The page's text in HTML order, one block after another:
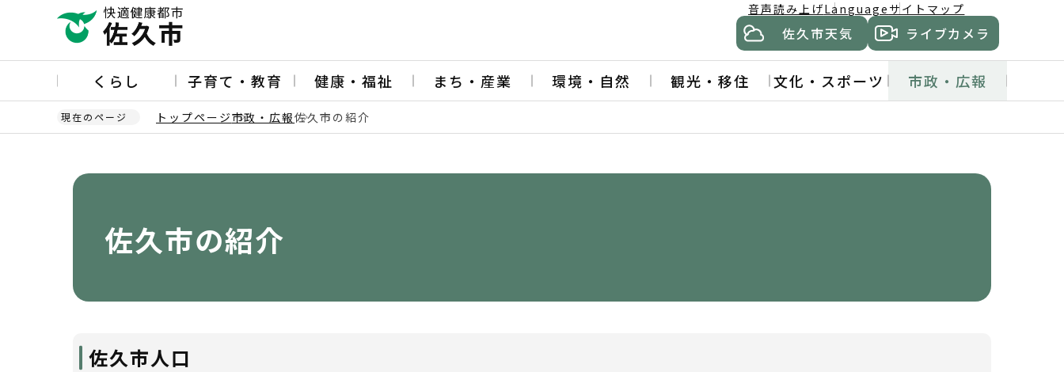
ー
の
音声読み上げLanguage サイトマップ
佐久市天気 ライブカメラ
くらし 子育て・教育 健康・福祉 まち・産業 環境・自然 観光・移住 文化・スポーツ 市政・広報
現在のページ トップページ市政・広報佐久市の紹介
佐久市の紹介
佐久市人口